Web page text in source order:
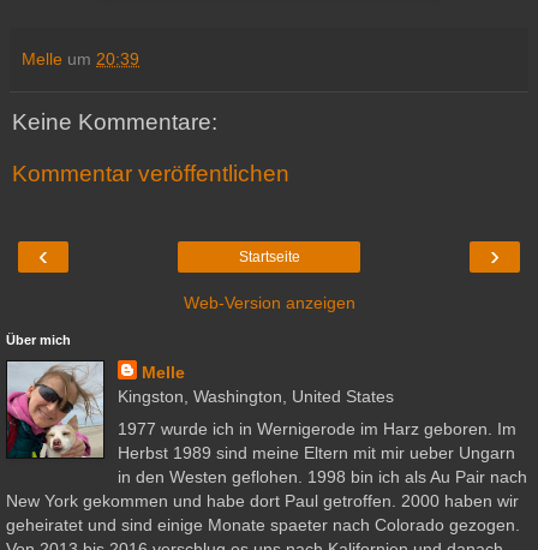
Melle um 20:39
Keine Kommentare:
Kommentar veröffentlichen
‹ ›
Startseite
Web-Version anzeigen
Über mich
Melle
Kingston, Washington, United States
1977 wurde ich in Wernigerode im Harz geboren. Im
Herbst 1989 sind meine Eltern mit mir ueber Ungarn
in den Westen geflohen. 1998 bin ich als Au Pair nach
New York gekommen und habe dort Paul getroffen. 2000 haben wir
geheiratet und sind einige Monate spaeter nach Colorado gezogen.